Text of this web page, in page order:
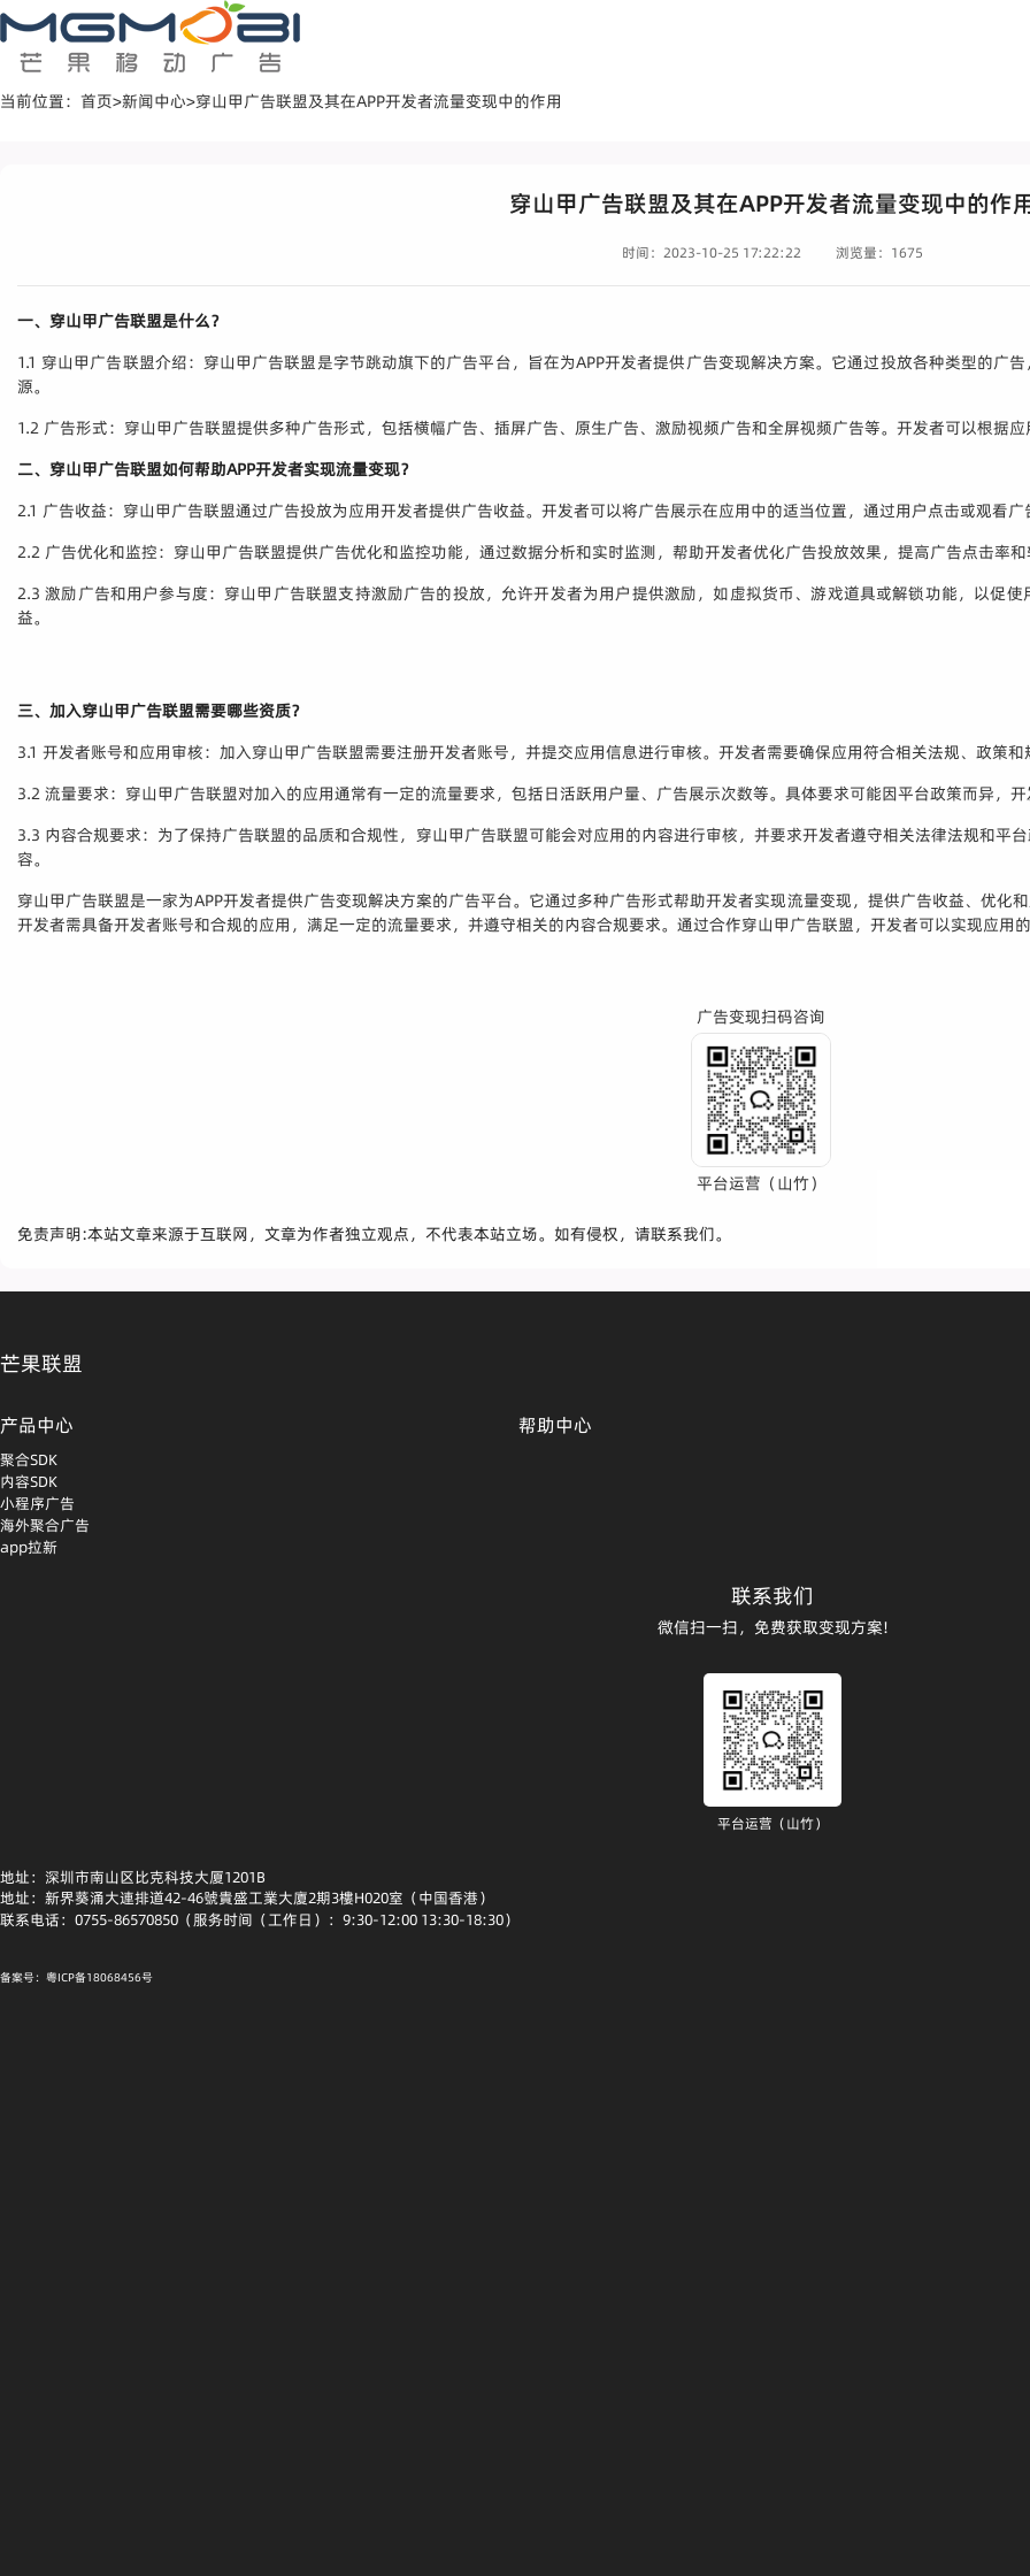
当前位置： 首页>新闻中心>穿山甲广告联盟及其在APP开发者流量变现中的作用
穿山甲广告联盟及其在APP开发者流量变现中的作
时间：2023-10-25 17:22:22 浏览量：1675
一、穿山甲广告联盟是什么？
1.1 穿山甲广告联盟介绍：穿山甲广告联盟是字节跳动旗下的广告平台，旨在为APP开发者提供广告变现解决方案。它通过投放各种类型的广
源。
1.2 广告形式：穿山甲广告联盟提供多种广告形式，包括横幅广告、插屏广告、原生广告、激励视频广告和全屏视频广告等。开发者可以根据
二、穿山甲广告联盟如何帮助APP开发者实现流量变现？
2.1 广告收益：穿山甲广告联盟通过广告投放为应用开发者提供广告收益。开发者可以将广告展示在应用中的适当位置，通过用户点击或观看
2.2 广告优化和监控：穿山甲广告联盟提供广告优化和监控功能，通过数据分析和实时监测，帮助开发者优化广告投放效果，提高广告点击率
2.3 激励广告和用户参与度：穿山甲广告联盟支持激励广告的投放，允许开发者为用户提供激励，如虚拟货币、游戏道具或解锁功能，以促
益。
三、加入穿山甲广告联盟需要哪些资质？
3.1 开发者账号和应用审核：加入穿山甲广告联盟需要注册开发者账号，并提交应用信息进行审核。开发者需要确保应用符合相关法规、政策
3.2 流量要求：穿山甲广告联盟对加入的应用通常有一定的流量要求，包括日活跃用户量、广告展示次数等。具体要求可能因平台政策而异，
3.3 内容合规要求：为了保持广告联盟的品质和合规性，穿山甲广告联盟可能会对应用的内容进行审核，并要求开发者遵守相关法律法规和平
容。
穿山甲广告联盟是一家为APP开发者提供广告变现解决方案的广告平台。它通过多种广告形式帮助开发者实现流量变现，提供广告收益、优化
开发者需具备开发者账号和合规的应用，满足一定的流量要求，并遵守相关的内容合规要求。通过合作穿山甲广告联盟，开发者可以实现应用
广告变现扫码咨询
平台运营（山竹）
免责声明:本站文章来源于互联网，文章为作者独立观点，不代表本站立场。如有侵权，请联系我们。
芒果联盟
产品中心
聚合SDK
内容SDK
小程序广告
海外聚合广告
app拉新
帮助中心
联系我们
微信扫一扫，免费获取变现方案!
平台运营（山竹）
地址：深圳市南山区比克科技大厦1201B
地址：新界葵涌大連排道42-46號貴盛工業大廈2期3樓H020室（中国香港）
联系电话：0755-86570850（服务时间（工作日）：9:30-12:00 13:30-18:30）
备案号：粤ICP备18068456号